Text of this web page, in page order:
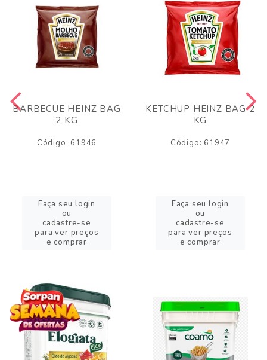
BARBECUE HEINZ BAG
2 KG
Código: 61946
Faça seu login
ou
cadastre-se
para ver preços
e comprar
KETCHUP HEINZ BAG 2
KG
Código: 61947
Faça seu login
ou
cadastre-se
para ver preços
e comprar